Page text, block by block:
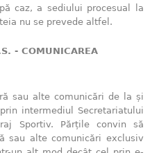
caz, a sediului procesual la
nu se prevede altfel.
- COMUNICAREA
sau alte comunicări de la și
intermediul Secretariatului
Sportiv. Părțile convin să
sau alte comunicări exclusiv